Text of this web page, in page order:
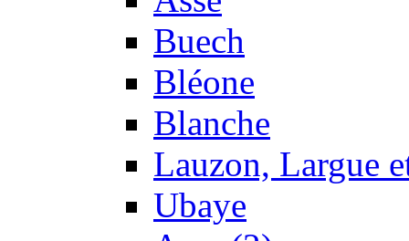
Buech
Bléone
Blanche
Lauzon, Largue
Ubaye